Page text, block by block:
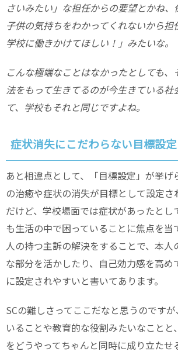
さいみたい」な担任からの要望とかね
子供の気持ちをわかってくれないから担
学校に働きかけてほしい！」みたいな。
こんな極端なことはなかったとしても
法をもって生きてるのが今生きている社
て、学校もそれと同じですよね。
症状消失にこだわらない目標設定
あと相違点として、「目標設定」が挙げ
の治癒や症状の消失が目標として設定さ
だけど、学校場面では症状があったとし
も生活の中で困っていることに焦点を当
人の持つ主訴の解決をすることで、本人
な部分を活かしたり、自己効力感を高め
に設定されやすいと書いてあります。
SCの難しさってここだなと思うのです
いることや教育的な役割みたいなことと
をどうやってちゃんと同時に成り立たせ